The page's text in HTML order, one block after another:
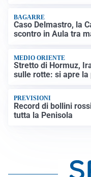
BAGARRE
Caso Delmastro, la
scontro in Aula tra
MEDIO ORIENTE
Stretto di Hormuz,
sulle rotte: si apre
PREVISIONI
Record di bollini
tutta la Penisola